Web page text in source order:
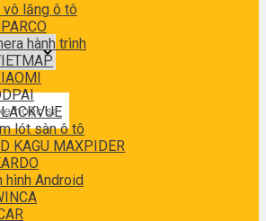
vô lăng ô tô
hành trình
lót sàn ô tô
KAGU MAXPIDER
hình Android